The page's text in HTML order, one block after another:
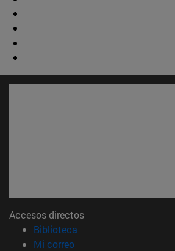
Accesos directos
Biblioteca
Mi correo(abre en nueva ventana)